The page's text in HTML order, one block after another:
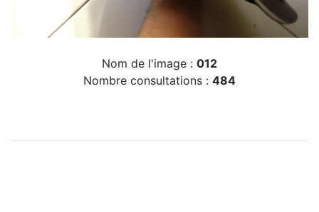
Nom de l'image : 012
Nombre consultations : 484